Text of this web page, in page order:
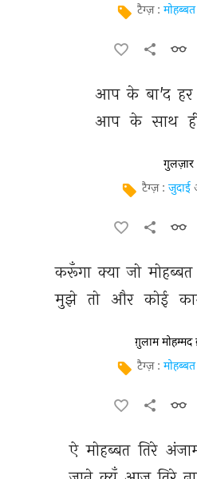
टैग्ज़ : मोहब्बत
आप के बा'द हर
आप के साथ
गुलज़ार
टैग्ज़ : जुदाई
करूँगा क्या जो मोहब्बत
मुझे तो और कोई
ग़ुलाम मोहम्मद
टैग्ज़ : मोहब्बत
ऐ मोहब्बत तिरे